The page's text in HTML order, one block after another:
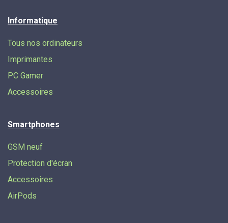
Informatique
Tous nos ordinateurs
Imprimantes
PC Gamer
Accessoires
Smartphones
GSM neuf
Protection d'écran
Accessoires
AirPods